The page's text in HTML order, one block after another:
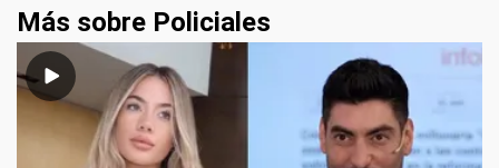
Más sobre Policiales